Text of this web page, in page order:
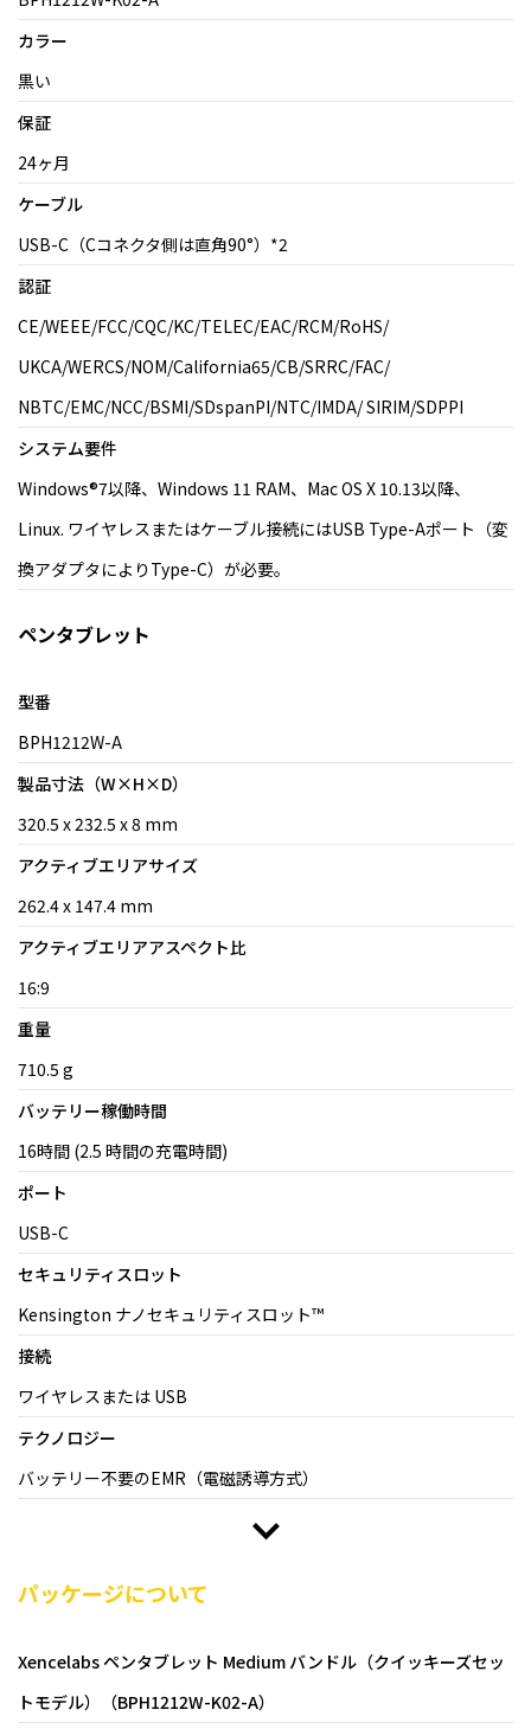
カラー
黒い
保証
24ヶ月
ケーブル
USB-C（Cコネクタ側は直角90°）*2
認証
CE/WEEE/FCC/CQC/KC/TELEC/EAC/RCM/RoHS/
UKCA/WERCS/NOM/California65/CB/SRRC/FAC/
NBTC/EMC/NCC/BSMI/SDspanPI/NTC/IMDA/ SIRIM/SDPPI
システム要件
Windows®7以降、Windows 11 RAM、Mac OS X 10.13以降、
Linux. ワイヤレスまたはケーブル接続にはUSB Type-Aポート（変
換アダプタによりType-C）が必要。
ペンタブレット
型番
BPH1212W-A
製品寸法（W×H×D）
320.5 x 232.5 x 8 mm
アクティブエリアサイズ
262.4 x 147.4 mm
アクティブエリアアスペクト比
16:9
重量
710.5 g
バッテリー稼働時間
16時間 (2.5 時間の充電時間)
ポート
USB-C
セキュリティスロット
Kensington ナノセキュリティスロット™
接続
ワイヤレスまたは USB
テクノロジー
バッテリー不要のEMR（電磁誘導方式）
パッケージについて
Xencelabs ペンタブレット Medium バンドル（クイッキーズセッ
トモデル）（BPH1212W-K02-A）